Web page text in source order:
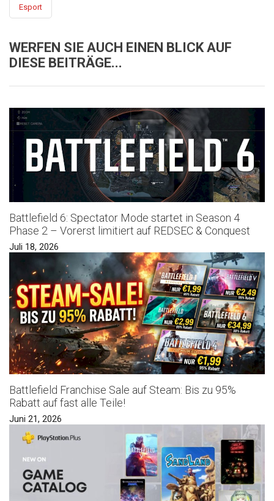
Esport
WERFEN SIE AUCH EINEN BLICK AUF
DIESE BEITRÄGE...
Battlefield 6: Spectator Mode startet in Season 4
Phase 2 – Vorerst limitiert auf REDSEC & Conquest
Juli 18, 2026
Battlefield Franchise Sale auf Steam: Bis zu 95%
Rabatt auf fast alle Teile!
Juni 21, 2026